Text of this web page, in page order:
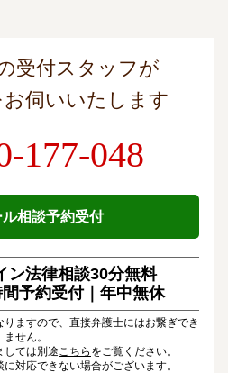
受付スタッフが
伺いいたします
177-048
ル相談予約受付
ン法律相談30分無料
予約受付｜ 年中無休
ますので、直接弁護士にはお繋ぎでき
ません。
ては別途 こちら をご覧ください。
対応できない場合がございます。